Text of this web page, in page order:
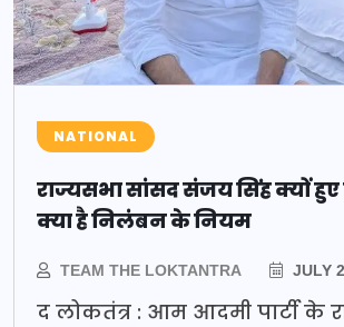
NATIONAL
राज्यसभा सांसद संजय सिंह क्यों
क्या है निलंबन के नियम
TEAM THE LOKTANTRA JULY
द लोकतंत्र : आम आदमी पार्टी के